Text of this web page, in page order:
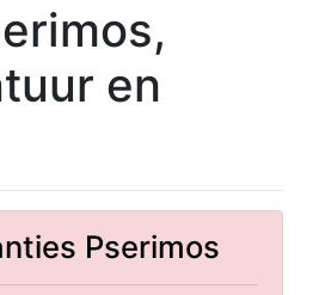
en
Pserimos